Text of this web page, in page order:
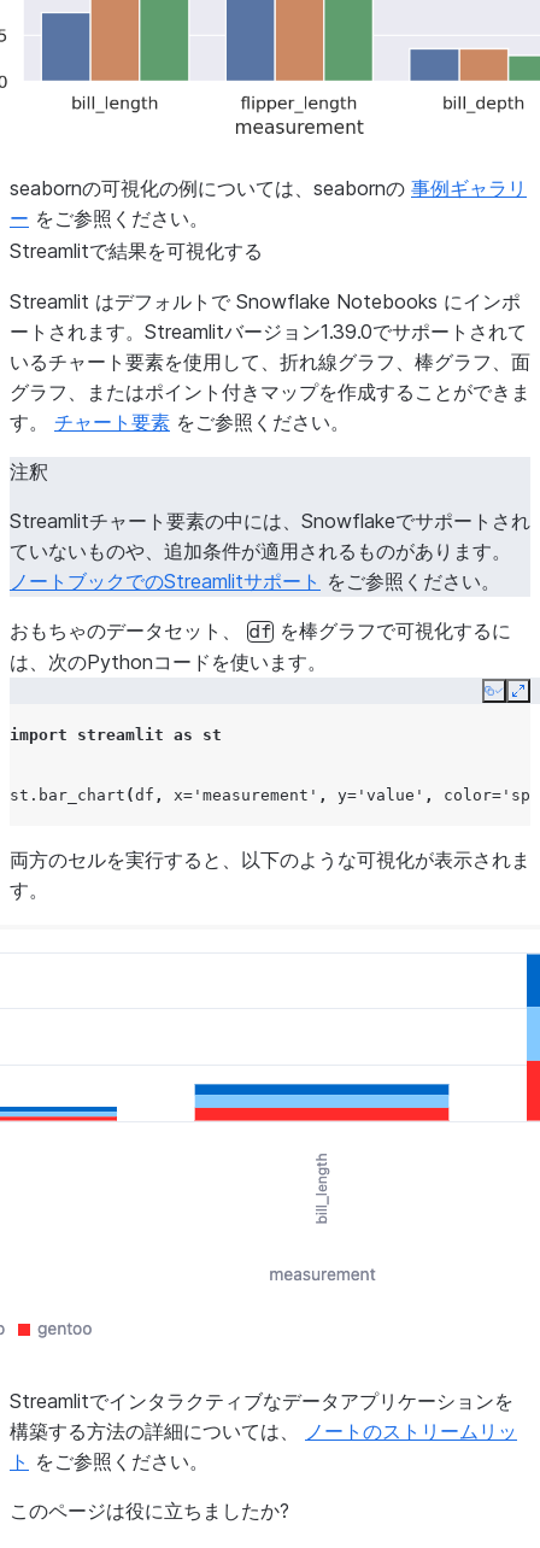
seabornの可視化の例については、seabornの 事例ギャラリ
ー をご参照ください。
Streamlitで結果を可視化する
Streamlit はデフォルトで Snowflake Notebooks にインポ
ートされます。Streamlitバージョン1.39.0でサポートされて
いるチャート要素を使用して、折れ線グラフ、棒グラフ、面
グラフ、またはポイント付きマップを作成することができま
す。 チャート要素 をご参照ください。
注釈
Streamlitチャート要素の中には、Snowflakeでサポートされ
ていないものや、追加条件が適用されるものがあります。
ノートブックでのStreamlitサポート をご参照ください。
おもちゃのデータセット、 df を棒グラフで可視化するに
は、次のPythonコードを使います。
Copy
import streamlit as st
st . bar_chart (df , x= 'measurement' , y= 'value' , color=
両方のセルを実行すると、以下のような可視化が表示されま
す。
Streamlitでインタラクティブなデータアプリケーションを
構築する方法の詳細については、
ノートのストリームリッ
ト をご参照ください。
このページは役に立ちましたか?